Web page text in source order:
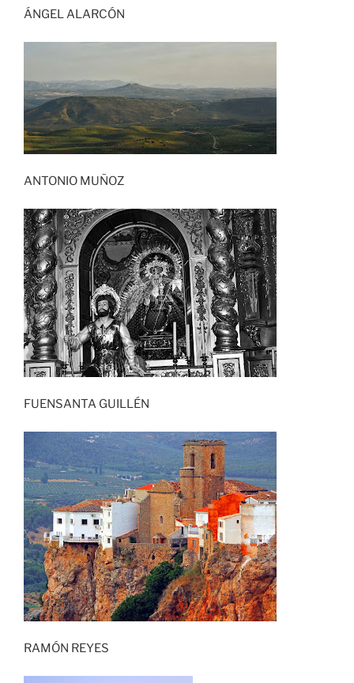
ÁNGEL ALARCÓN
ANTONIO MUÑOZ
FUENSANTA GUILLÉN
RAMÓN REYES